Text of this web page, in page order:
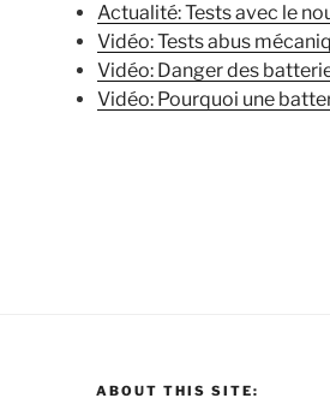
Actualité: Tests avec le
Vidéo: Tests abus
Vidéo: Danger des
Vidéo: Pourquoi une
ABOUT THIS SITE: